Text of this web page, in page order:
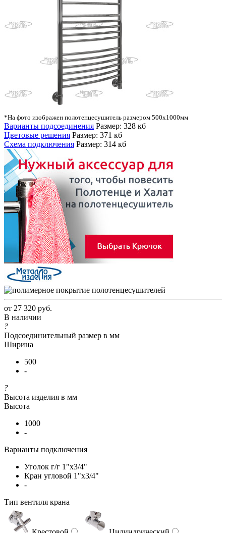
*На фото изображен полотенцесушитель размером 500х1000мм
Варианты подсоединения Размер: 328 кб
Цветовые решения Размер: 371 кб
Схема подключения Размер: 314 кб
от 27 320 руб.
В наличии
?
Подсоединительный размер в мм
Ширина
500
-
?
Высота изделия в мм
Высота
1000
-
Варианты подключения
Уголок г/г 1"х3/4"
Кран угловой 1"х3/4"
-
Тип вентиля крана